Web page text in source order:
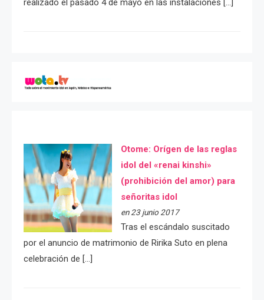
Otome: Orígen de las reglas
idol del «renai kinshi»
(prohibición del amor) para
señoritas idol
en 23 junio 2017
Tras el escándalo suscitado
por el anuncio de matrimonio de Ririka Suto en plena
celebración de […]